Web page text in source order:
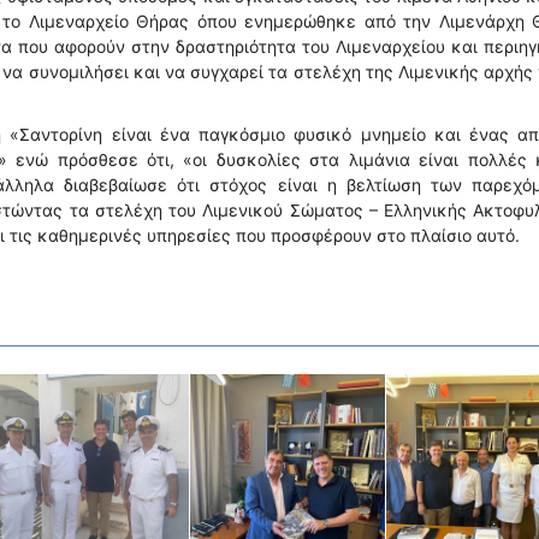
Λιμεναρχείο Θήρας όπου ενημερώθηκε από την Λιμενάρχη
που αφορούν στην δραστηριότητα του Λιμεναρχείου και
συνομιλήσει και να συγχαρεί τα στελέχη της Λιμενικής αρχής
είναι ένα παγκόσμιο φυσικό μνημείο και ένας
πρόσθεσε ότι, «οι δυσκολίες στα λιμάνια είναι πολλές
διαβεβαίωσε ότι στόχος είναι η βελτίωση των
τα στελέχη του Λιμενικού Σώματος – Ελληνικής
καθημερινές υπηρεσίες που προσφέρουν στο πλαίσιο αυτό.